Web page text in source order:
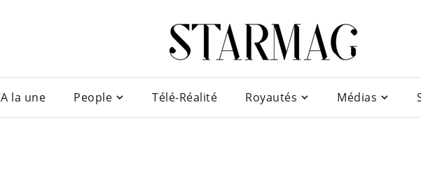
A la une People Télé-Réalité Royautés Médias